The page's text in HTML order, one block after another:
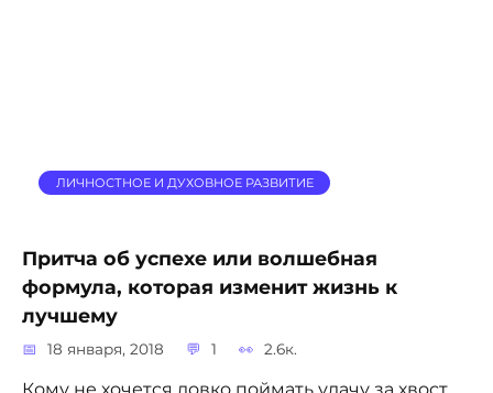
ЛИЧНОСТНОЕ И ДУХОВНОЕ РАЗВИТИЕ
Притча об успехе или волшебная
формула, которая изменит жизнь к
лучшему
18 января, 2018 1 2.6к.